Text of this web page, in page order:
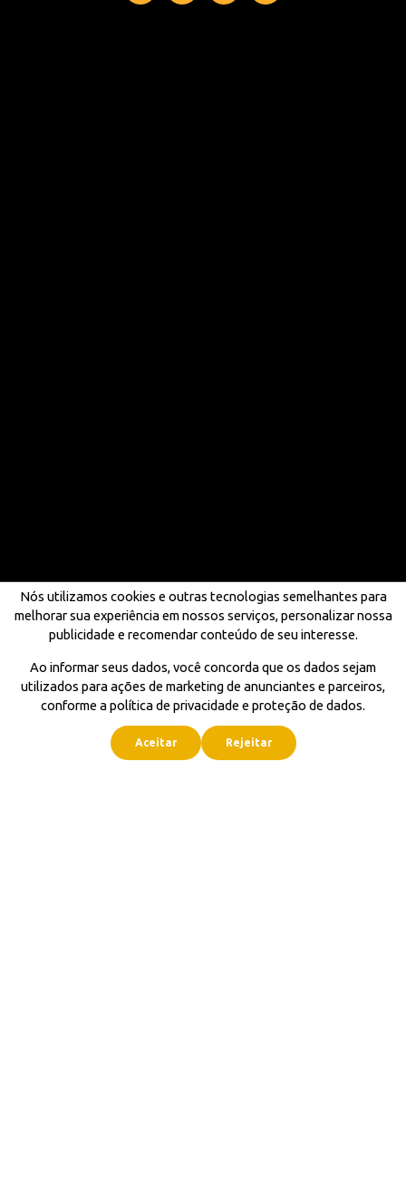
Nós utilizamos cookies e outras tecnologias semelhantes para
melhorar sua experiência em nossos serviços, personalizar nossa
publicidade e recomendar conteúdo de seu interesse.
Ao informar seus dados, você concorda que os dados sejam
utilizados para ações de marketing de anunciantes e parceiros,
conforme a política de privacidade e proteção de dados.
Aceitar Rejeitar